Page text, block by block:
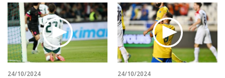
Οικονομία
Real Estate
Επιχειρήσεις
Αγορές
Money Review
Πολιτική
Οικονομία
Γενικά
Αναδρομές
Πρόσωπα
24/10/2024 24/10/2024